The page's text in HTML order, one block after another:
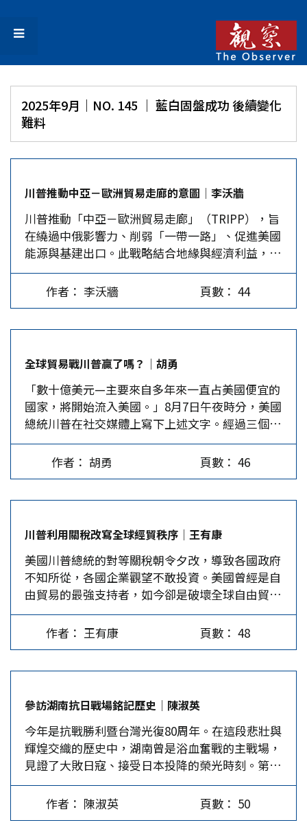
2025年9月｜NO. 145 │ 藍白固盤成功 後續變化
難料
川普推動中亞－歐洲貿易走廊的意圖│李沃牆
川普推動「中亞－歐洲貿易走廊」（TRIPP），旨
在繞過中俄影響力、削弱「一帶一路」、促進美國
能源與基建出口。此戰略結合地緣與經濟利益，但
受資金、安全與中、俄的反制等挑戰，成敗仍在未
定之天。 川普於今年8月初宣布，將在群山聳立、
地緣衝突頻繁的高加索山南部，開闢出一條「川普
作者： 李沃牆 頁數： 44
全球貿易戰川普贏了嗎？│胡勇
「數十億美元—主要來自多年來一直占美國便宜的
國家，將開始流入美國。」8月7日午夜時分，美國
總統川普在社交媒體上寫下上述文字。經過三個多
月激烈的討價還價，川普向全球徵收對等關稅的行
政令於當天正式生效。根據美國海關的公告，美國
開始對60多個貿易夥伴，徵收10%到50%不等的關
不僅增加了美國的稅金收入，也助推了製造業回
流，自然是讓美國再次偉大的階段性勝利。然而，
川普收割全世界也讓美國付出慘重的代價，更何況
並非所有國家都願意屈服於美國。川普現在開香檳
慶祝恐怕還早了點。 川普式的勝利 川普在關稅談
判中，仗著美國的經濟實力與市場優勢，警告談判
對手若採取關稅反制，美國將在原定稅率的基礎
上，再提高同等額度的關稅，從而恫嚇對手不得反
如何應對最壞的情況。然後川普再順勢降低要價
（比如降至25-40%），對手的意志就會嚴重動
搖，從而成功地將對手的決策框架從「是否接受關
稅」轉變為「接受多高的關稅」。至於瓦解陣營，
各個擊破的戰法，川普更是駕輕就熟。 為了獲得
較低的對等關稅，美國的貿易夥伴被迫擴大對美投
資和採購、向美國開放國內市場等。例如，根據美
歐協議，歐盟將對美增加6000億美元（下同）投
作者： 胡勇 頁數： 46
川普利用關稅改寫全球經貿秩序│王有康
美國川普總統的對等關稅朝令夕改，導致各國政府
不知所從，各國企業觀望不敢投資。美國曾經是自
由貿易的最強支持者，如今卻是破壞全球自由貿易
的元凶。 在美國製造晶片可免稅 半導體和其他關
鍵科技產品的稅率，一直是美國國家安全調查的主
題。川普總統表示，在美國公布對來自數十個貿易
不適用於正在美國生產或已承諾在美國生產的公
司，這是川普希望將製造業帶回美國的努力之一。
蘋果公司宣布將在美國本土市場追加投資1,000億
美元，川普說像蘋果這樣的公司不必繳交任何關
稅。 美國國會2022年創立了耗資527億美元的半導
體製造與研究補助計畫，拜登領導的商務部2024年
成功說服五大尖端半導體公司將晶片工廠設在美
國，成為該計畫的一部分。美國去年生產的半導體
作者： 王有康 頁數： 48
參訪湖南抗日戰場銘記歷史│陳淑英
今年是抗戰勝利暨台灣光復80周年。在這段悲壯與
輝煌交織的歷史中，湖南曾是浴血奮戰的主戰場，
見證了大敗日寇、接受日本投降的榮光時刻。第23
屆海峽兩岸記者聯訪團，今年特別選在長沙這座抗
戰英雄城市，以「抗戰勝地、三湘新貌」為題，於
7月30日揭開活動序幕。 對日抗戰歷經大小戰役超
作者： 陳淑英 頁數： 50